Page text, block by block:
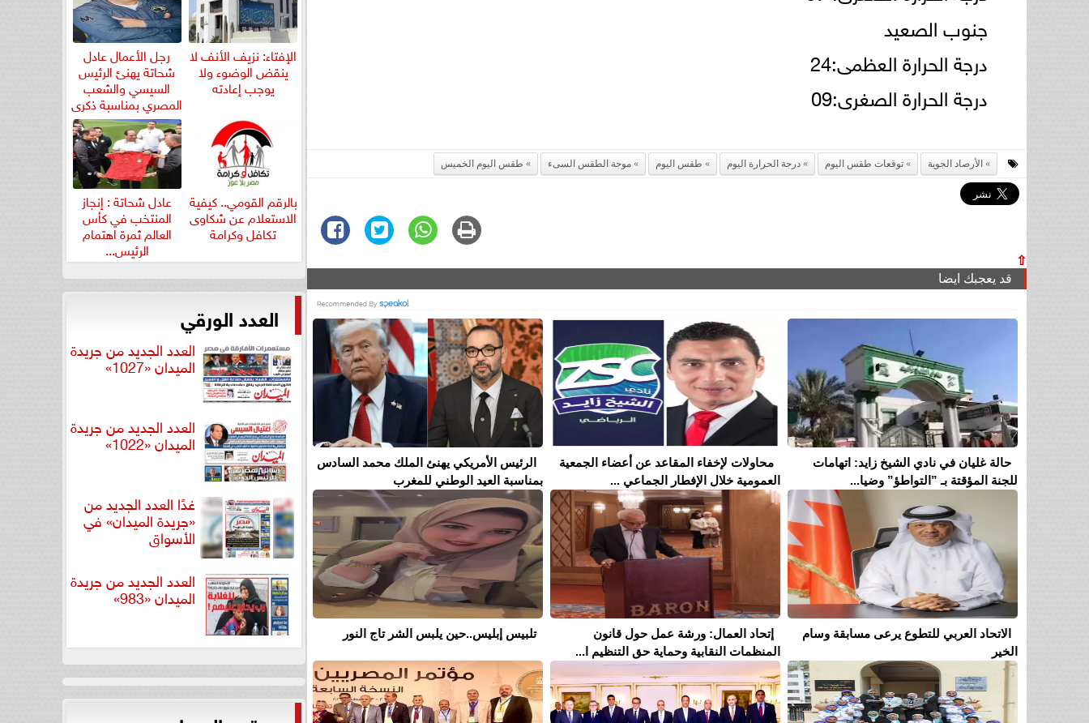
جنوب الصعيد
درجة الحرارة العظمى:24
درجة الحرارة الصغرى:09
الأرصاد الجوية توقعات طقس اليوم درجة الحرارة اليوم طقس اليوم موجة الطقس السىء طقس اليوم الخميس
⇧
قد يعجبك ايضا
حالة غليان في نادي الشيخ زايد: اتهامات
للجنة المؤقتة بـ ”التواطؤ” وضيا...
محاولات لإخفاء المقاعد عن أعضاء الجمعية
العمومية خلال الإفطار الجماعي ...
الرئيس الأمريكي يهنئ الملك محمد السادس
بمناسبة العيد الوطني للمغرب
الاتحاد العربي للتطوع يرعى مسابقة وسام
الخير
إتحاد العمال: ورشة عمل حول قانون
المنظمات النقابية وحماية حق التنظيم ا...
تلبيس إبليس..حين يلبس الشر تاج النور
الإفتاء: نزيف الأنف لا
ينقض الوضوء ولا
يوجب إعادته
رجل الأعمال عادل
شحاتة يهنئ الرئيس
السيسي والشعب
المصري بمناسبة ذكرى
ثورة...
بالرقم القومي.. كيفية
الاستعلام عن شكاوى
تكافل وكرامة
عادل شحاتة : إنجاز
المنتخب في كأس
العالم ثمرة اهتمام
الرئيس...
العدد الورقي
العدد الجديد من جريدة
الميدان «1027»
العدد الجديد من جريدة
الميدان «1022»
غدًا العدد الجديد من
«جريدة الميدان» في
الأسواق
العدد الجديد من جريدة
الميدان «983»